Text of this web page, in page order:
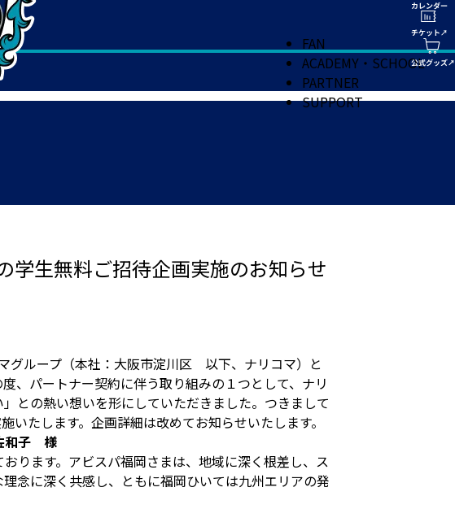
FAN
ACADEMY・SCHOOL
PARTNER
SUPPORT
学生無料ご招待企画実施のお知らせ
ループ（本社：大阪市淀川区 以下、ナリコマ）と
、パートナー契約に伴う取り組みの１つとして、ナリ
との熱い想いを形にしていただきました。つきまして
たします。企画詳細は改めてお知らせいたします。
和子 様
ります。アビスパ福岡さまは、地域に深く根差し、ス
念に深く共感し、ともに福岡ひいては九州エリアの発